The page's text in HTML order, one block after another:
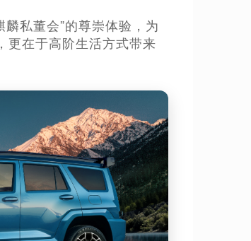
私董会”的尊崇体验，为
更在于高阶生活方式带来